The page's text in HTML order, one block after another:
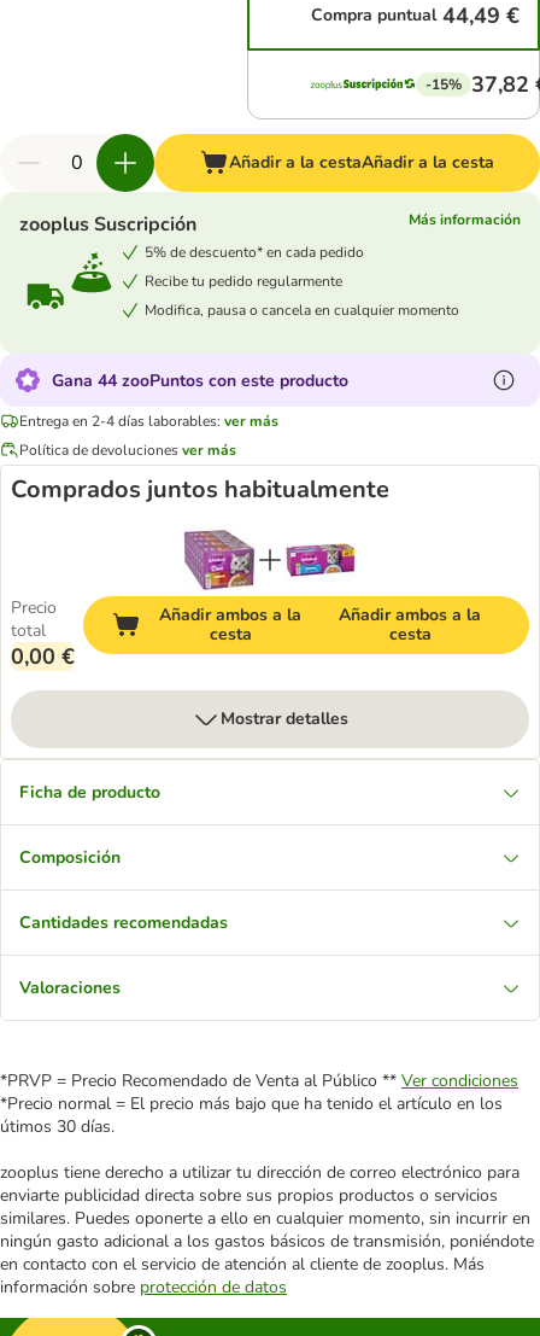
Compra puntual 44,49 €
-15% 37,82
Añadir a la cestaAñadir a la cesta
zooplus Suscripción
Más información
5% de descuento* en cada pedido
Recibe tu pedido regularmente
Modifica, pausa o cancela en cualquier momento
Gana 44 zooPuntos con este producto
Entrega en 2-4 días laborables: ver más
Política de devolucionesver más
Comprados juntos habitualmente
Precio
total
0,00 €
Añadir ambos a la
cesta
Añadir ambos a la
cesta
Mostrar detalles
Ficha de producto
Composición
Cantidades recomendadas
Valoraciones
*PRVP = Precio Recomendado de Venta al Público ** Ver condiciones
*Precio normal = El precio más bajo que ha tenido el artículo en los
útimos 30 días.
zooplus tiene derecho a utilizar tu dirección de correo electrónico para
enviarte publicidad directa sobre sus propios productos o servicios
similares. Puedes oponerte a ello en cualquier momento, sin incurrir en
ningún gasto adicional a los gastos básicos de transmisión, poniéndote
en contacto con el servicio de atención al cliente de zooplus. Más
información sobre protección de datos